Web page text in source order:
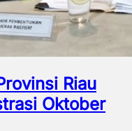
Riau
Oktober